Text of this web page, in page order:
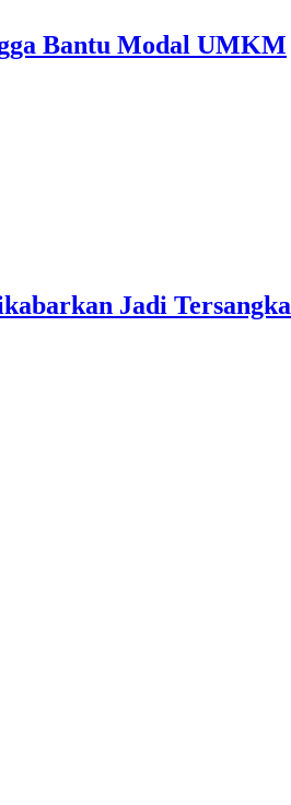
Bantu Modal UMKM
Jadi Tersangka